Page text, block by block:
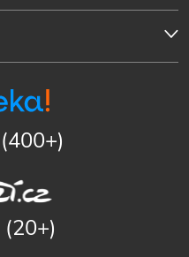
(400+)
(20+)